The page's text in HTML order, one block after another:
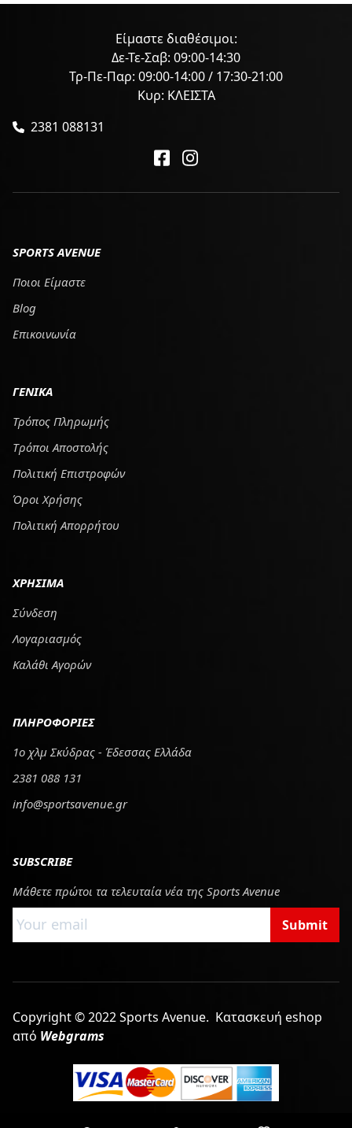
Είμαστε διαθέσιμοι:
Δε-Τε-Σαβ: 09:00-14:30
Τρ-Πε-Παρ: 09:00-14:00 / 17:30-21:00
Κυρ: ΚΛΕΙΣΤΑ
2381 088131
SPORTS AVENUE
Ποιοι Είμαστε
Blog
Επικοινωνία
ΓΕΝΙΚΑ
Τρόπος Πληρωμής
Tρόποι Αποστολής
Πολιτική Επιστροφών
Όροι Χρήσης
Πολιτική Απορρήτου
ΧΡΗΣΙΜΑ
Σύνδεση
Λογαριασμός
Καλάθι Αγορών
ΠΛΗΡΟΦΟΡΙΕΣ
1ο χλμ Σκύδρας - Έδεσσας Ελλάδα
2381 088 131
info@sportsavenue.gr
SUBSCRIBE
Μάθετε πρώτοι τα τελευταία νέα της Sports Avenue
Submit
Copyright © 2022 Sports Avenue. Κατασκευή eshop
από Webgrams